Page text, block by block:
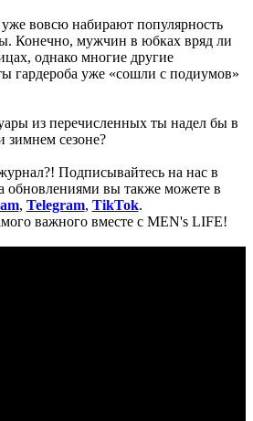
вовсю набирают популярность
Конечно, мужчин в юбках вряд ли
однако многие другие
гардероба уже «сошли с подиумов»
из перечисленных ты надел бы в
зимнем сезоне?
Подписывайтесь на нас в
обновлениями вы также можете в
, Telegram, TikTok.
важного вместе с MEN's LIFE!